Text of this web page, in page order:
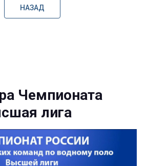
НАЗАД
Чемпионата
лига